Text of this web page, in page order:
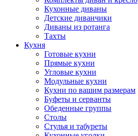
Кухонные диваны
Детские диванчики
Диваны из ротанга
Тахты
Кухня
Готовые кухни
Прямые кухни
Угловые кухни
Модульные кухни
Кухни по вашим размерам
Буфеты и серванты
Обеденные группы
Столы
Стулья и табуреты